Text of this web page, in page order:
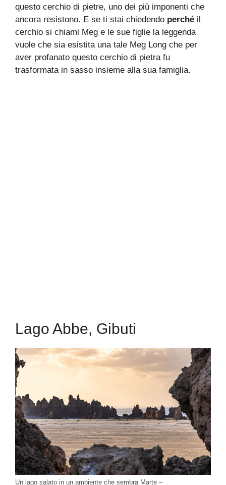
questo cerchio di pietre, uno dei più imponenti che
ancora resistono. E se ti stai chiedendo perché il
cerchio si chiami Meg e le sue figlie la leggenda
vuole che sia esistita una tale Meg Long che per
aver profanato questo cerchio di pietra fu
trasformata in sasso insieme alla sua famiglia.
Lago Abbe, Gibuti
Un lago salato in un ambiente che sembra Marte –